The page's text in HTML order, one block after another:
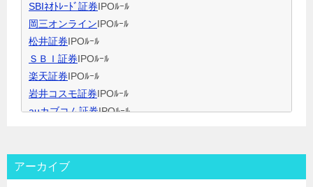
SBIﾈｵﾄﾚｰﾄﾞ証券IPOﾙｰﾙ
岡三オンラインIPOﾙｰﾙ
松井証券IPOﾙｰﾙ
ＳＢＩ証券IPOﾙｰﾙ
楽天証券IPOﾙｰﾙ
岩井コスモ証券IPOﾙｰﾙ
auカブコム証券IPOﾙｰﾙ
三菱ＵＦＪ証券
みずほ証券IPOﾙｰﾙ
アーカイブ